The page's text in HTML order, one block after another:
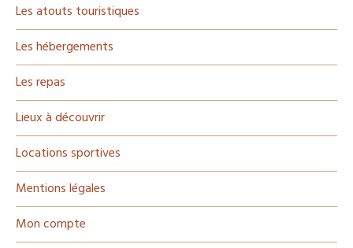
Les atouts touristiques
Les hébergements
Les repas
Lieux à découvrir
Locations sportives
Mentions légales
Mon compte